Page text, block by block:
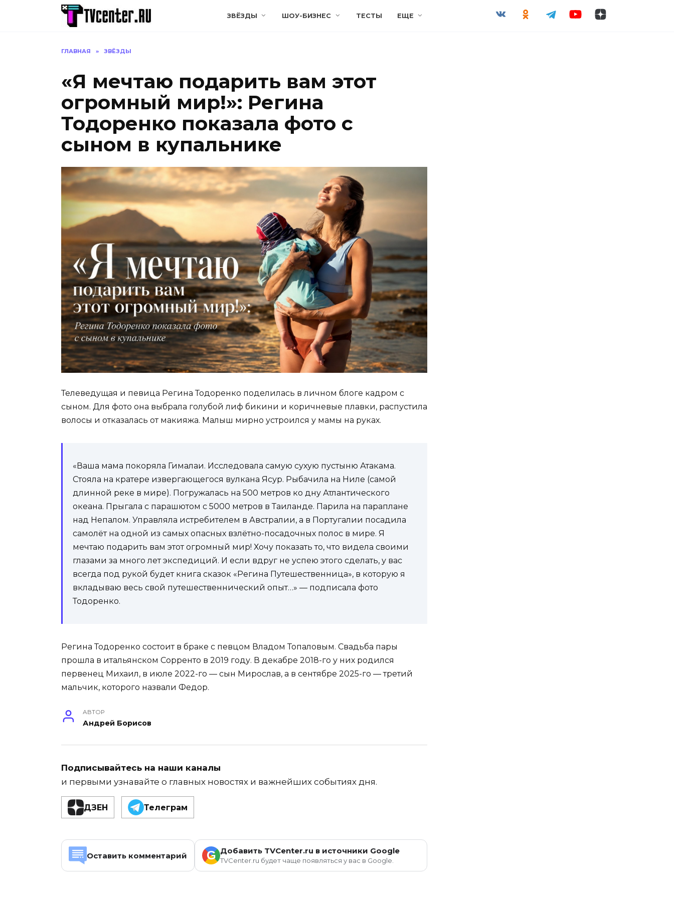
ЗВЁЗДЫ ШОУ-БИЗНЕС ТЕСТЫ ЕЩЕ
ГЛАВНАЯ » ЗВЁЗДЫ
«Я мечтаю подарить вам этот
огромный мир!»: Регина
Тодоренко показала фото с
сыном в купальнике
Телеведущая и певица Регина Тодоренко поделилась в личном блоге кадром с
сыном. Для фото она выбрала голубой лиф бикини и коричневые плавки, распустила
волосы и отказалась от макияжа. Малыш мирно устроился у мамы на руках.
«Ваша мама покоряла Гималаи. Исследовала самую сухую пустыню Атакама.
Стояла на кратере извергающегося вулкана Ясур. Рыбачила на Ниле (самой
длинной реке в мире). Погружалась на 500 метров ко дну Атлантического
океана. Прыгала с парашютом с 5000 метров в Таиланде. Парила на параплане
над Непалом. Управляла истребителем в Австралии, а в Португалии посадила
самолёт на одной из самых опасных взлётно-посадочных полос в мире. Я
мечтаю подарить вам этот огромный мир! Хочу показать то, что видела своими
глазами за много лет экспедиций. И если вдруг не успею этого сделать, у вас
всегда под рукой будет книга сказок «Регина Путешественница», в которую я
вкладываю весь свой путешественнический опыт…» — подписала фото
Тодоренко.
Регина Тодоренко состоит в браке с певцом Владом Топаловым. Свадьба пары
прошла в итальянском Сорренто в 2019 году. В декабре 2018-го у них родился
первенец Михаил, в июле 2022-го — сын Мирослав, а в сентябре 2025-го — третий
мальчик, которого назвали Федор.
АВТОР
Андрей Борисов
Подписывайтесь на наши каналы
и первыми узнавайте о главных новостях и важнейших событиях дня.
ДЗЕН Телеграм
Оставить комментарий G Добавить TVCenter.ru в источники Google
TVCenter.ru будет чаще появляться у вас в Google.